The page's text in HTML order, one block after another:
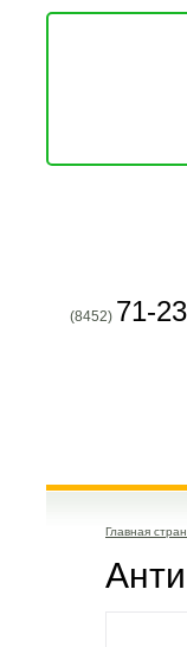
(8452) 71-
Главная